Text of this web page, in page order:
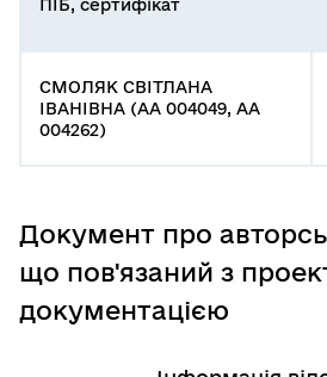
ПІБ, сертифікат
СМОЛЯК СВІТЛАНА
ІВАНІВНА (АА 004049, АА
004262)
Документ про
що пов'язаний з
документацією